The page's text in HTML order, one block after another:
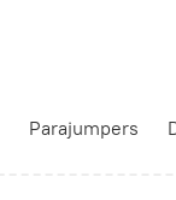
Parajumpers